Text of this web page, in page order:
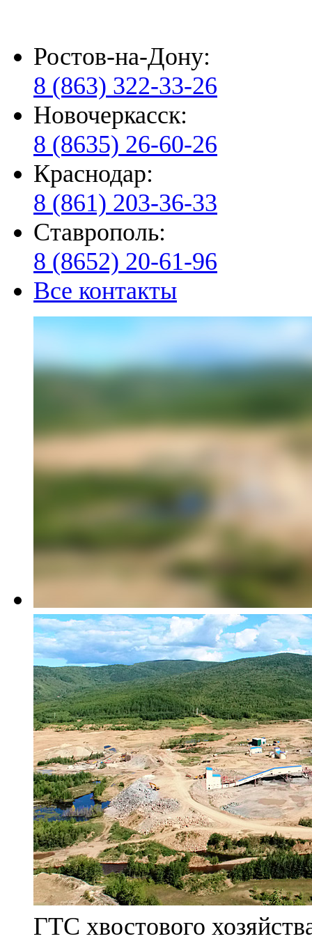
Ростов-на-Дону:
8 (863) 322-33-26
Новочеркасск:
8 (8635) 26-60-26
Краснодар:
8 (861) 203-36-33
Ставрополь:
8 (8652) 20-61-96
Все контакты
ГТС хвостового